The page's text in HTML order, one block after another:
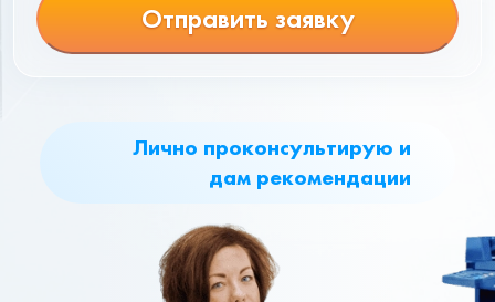
Лично проконсультирую и
дам рекомендации
Отправить заявку